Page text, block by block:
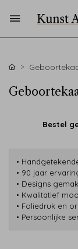
Bestel
•
• 90 jaar
• Designs
• Kwalitatief
• Foliedruk en
• Persoonlijke